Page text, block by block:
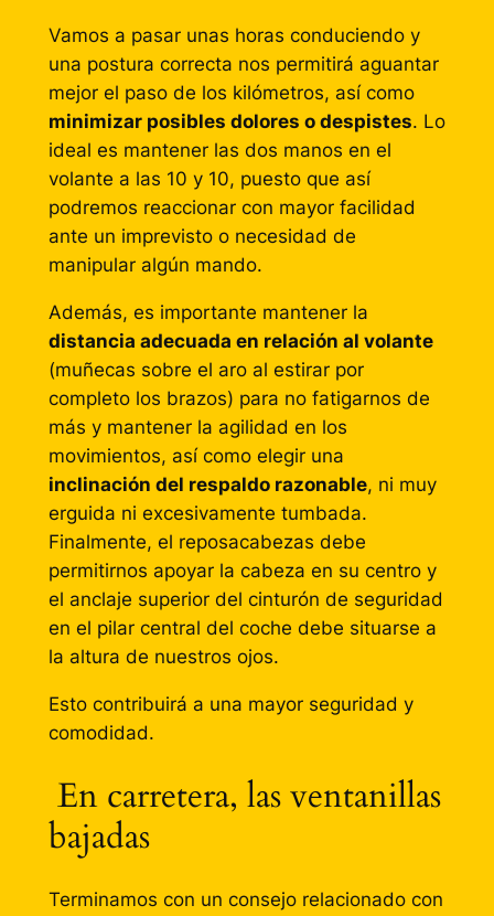
Vamos a pasar unas horas conduciendo y
una postura correcta nos permitirá aguantar
mejor el paso de los kilómetros, así como
minimizar posibles dolores o despistes. Lo
ideal es mantener las dos manos en el
volante a las 10 y 10, puesto que así
podremos reaccionar con mayor facilidad
ante un imprevisto o necesidad de
manipular algún mando.
Además, es importante mantener la
distancia adecuada en relación al volante
(muñecas sobre el aro al estirar por
completo los brazos) para no fatigarnos de
más y mantener la agilidad en los
movimientos, así como elegir una
inclinación del respaldo razonable, ni muy
erguida ni excesivamente tumbada.
Finalmente, el reposacabezas debe
permitirnos apoyar la cabeza en su centro y
el anclaje superior del cinturón de seguridad
en el pilar central del coche debe situarse a
la altura de nuestros ojos.
Esto contribuirá a una mayor seguridad y
comodidad.
En carretera, las ventanillas
bajadas
Terminamos con un consejo relacionado con